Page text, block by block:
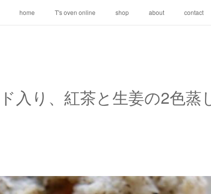
home T's oven online shop about contact
入り、紅茶と生姜の2色蒸